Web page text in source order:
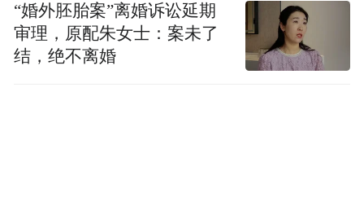
“婚外胚胎案”离婚诉讼延期
审理，原配朱女士：案未了
结，绝不离婚